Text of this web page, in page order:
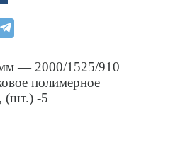
— 2000/1525/910
полимерное
(шт.) -5